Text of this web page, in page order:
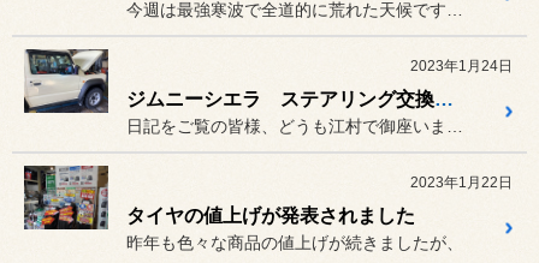
2023年1月24日
ジムニーシエラ ステアリング交換です。
2023年1月22日
タイヤの値上げが発表されました
昨年も色々な商品の値上げが続きましたが、